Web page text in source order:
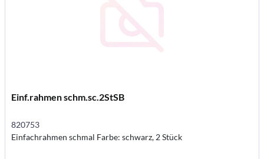
Einf.rahmen schm.sc.2StSB
820753
Einfachrahmen schmal Farbe: schwarz, 2 Stück